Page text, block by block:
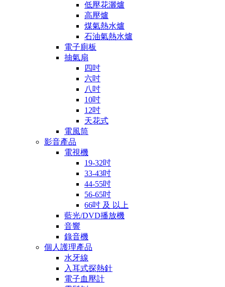
低壓花灑爐
高壓爐
煤氣熱水爐
石油氣熱水爐
電子廁板
抽氣扇
四吋
六吋
八吋
10吋
12吋
天花式
電風筒
影音產品
電視機
19-32吋
33-43吋
44-55吋
56-65吋
66吋 及 以上
藍光/DVD播放機
音響
錄音機
個人護理產品
水牙線
入耳式探熱針
電子血壓計